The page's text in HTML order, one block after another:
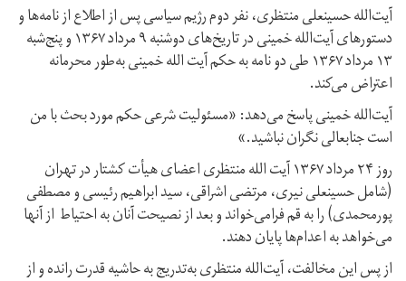
آیت‌الله حسینعلی منتظری، نفر دوم رژیم سیاسی پس از اطلاع از نامه‌ها و
دستورهای آیت‌الله خمینی در تاریخ‌های دوشنبه ۹ مرداد ۱۳۶۷ و پنج‌شبه
۱۳ مرداد ۱۳۶۷ طی دو نامه به حکم آیت الله خمینی به‌طور محرمانه
اعتراض می‌کند.
آیت‌الله خمینی پاسخ می‌دهد: «مسئولیت شرعی حكم مورد بحث با من
است جنابعالی نگران نباشید.»
روز ۲۴ مرداد ۱۳۶۷ آیت الله منتظری اعضای هیأت کشتار در تهران
(شامل حسینعلی نیری، مرتضی اشراقی، سید ابراهیم رئیسی و مصطفی
پورمحمدی) را به قم فرامی‌خواند و بعد از نصیحت آنان به احتیاط از آنها
می‌خواهد به اعدام‌ها پایان دهند.
از پس این مخالفت، آیت‌الله منتظری به‌تدریج به حاشیه قدرت رانده و از